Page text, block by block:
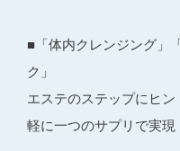
■「体内クレンジング」
ク」
エステのステップにヒ
軽に一つのサプリで実現